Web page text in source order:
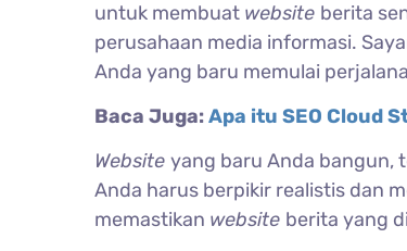
untuk membuat website berita
perusahaan media informasi.
Anda yang baru memulai
Baca Juga:Apa itu SEO Cloud
Website yang baru Anda bangun,
Anda harus berpikir realistis dan
memastikan website berita yang